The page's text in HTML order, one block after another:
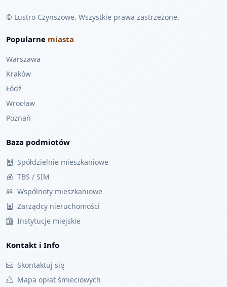
© Lustro Czynszowe. Wszystkie prawa zastrzeżone.
Popularne miasta
Warszawa
Kraków
Łódź
Wrocław
Poznań
Baza podmiotów
Spółdzielnie mieszkaniowe
TBS / SIM
Wspólnoty mieszkaniowe
Zarządcy nieruchomości
Instytucje miejskie
Kontakt i Info
Skontaktuj się
Mapa opłat śmieciowych